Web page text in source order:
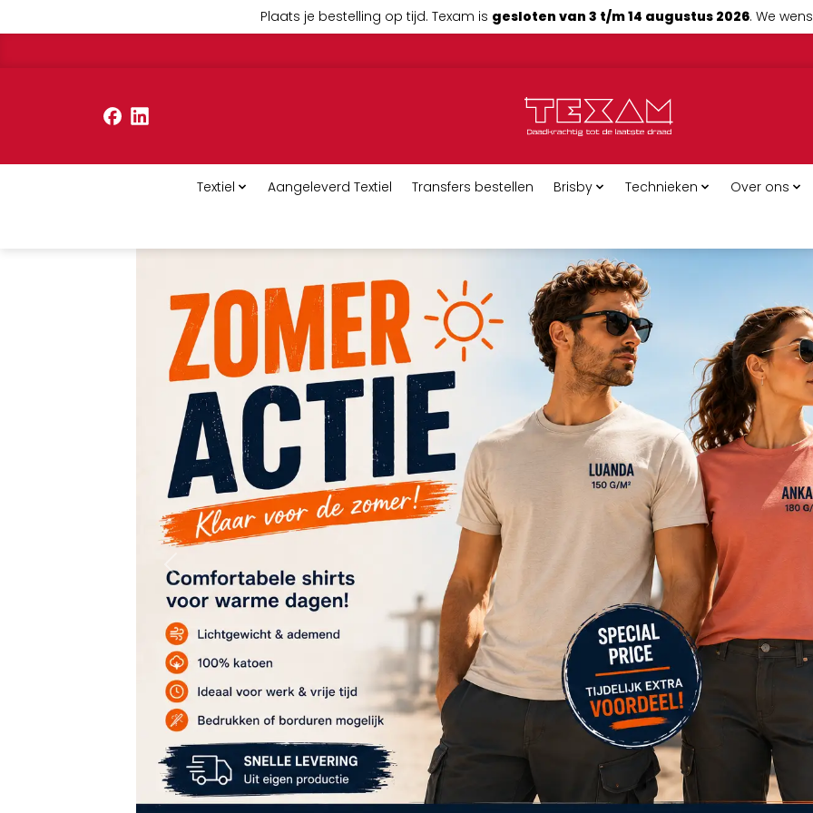
Plaats je bestelling op tijd. Texam is gesloten van 3 t/m 14 augustus 2026. We
Textiel Aangeleverd Textiel Transfers bestellen Brisby Technieken Over ons
Previous